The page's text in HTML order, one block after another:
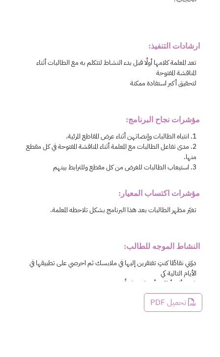
ارشادات التنفيذ:
مؤشرات نجاح البرنامج:
مؤشرات اكتساب المعيار:
النشاط الموجه للطالب:
تحميل PDF